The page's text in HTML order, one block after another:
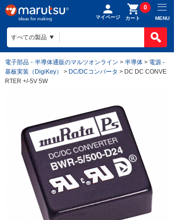
マイページ カート
0
MENU
電子部品・半導体通販のマルツオンライン > 半導体 > 電源 -
基板実装（DigiKey）
> DC/DCコンバータ > DC DC CONVE
RTER +/-5V 5W